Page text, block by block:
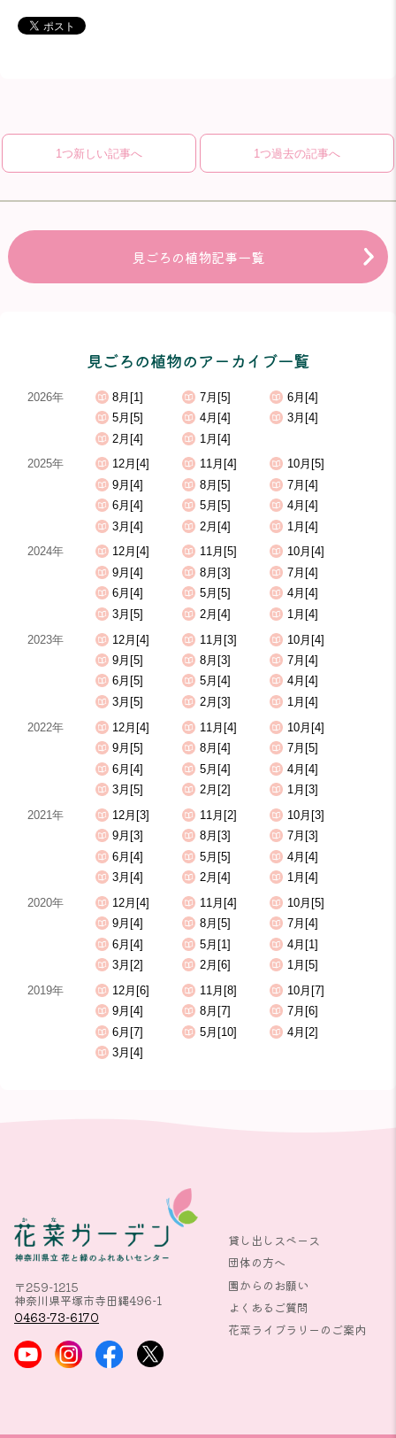
1つ新しい記事へ 1つ過去の記事へ
見ごろの植物記事一覧
見ごろの植物のアーカイブ一覧
2026年 8月[1] 7月[5]
6月[4]
5月[5]
4月[4]
3月[4]
2月[4]
1月[4]
2025年
12月[4] 11月[4]
10月[5]
9月[4]
8月[5]
7月[4]
6月[4]
5月[5]
4月[4]
3月[4]
2月[4]
1月[4]
2024年
12月[4] 11月[5]
10月[4]
9月[4]
8月[3]
7月[4]
6月[4]
5月[5]
4月[4]
3月[5]
2月[4]
1月[4]
2023年
12月[4] 11月[3]
10月[4]
9月[5]
8月[3]
7月[4]
6月[5]
5月[4]
4月[4]
3月[5]
2月[3]
1月[4]
2022年
12月[4] 11月[4]
10月[4]
9月[5]
8月[4]
7月[5]
6月[4]
5月[4]
4月[4]
3月[5]
2月[2]
1月[3]
2021年
12月[3] 11月[2]
10月[3]
9月[3]
8月[3]
7月[3]
6月[4]
5月[5]
4月[4]
3月[4]
2月[4]
1月[4]
2020年
12月[4] 11月[4]
10月[5]
9月[4]
8月[5]
7月[4]
6月[4]
5月[1]
4月[1]
3月[2]
2月[6]
1月[5]
2019年
12月[6] 11月[8]
10月[7]
9月[4]
8月[7]
7月[6]
6月[7]
5月[10]
4月[2]
3月[4]
〒259-1215
神奈川県平塚市寺田縄496-1
0463-73-6170
貸し出しスペース
団体の方へ
園からのお願い
よくあるご質問
花菜ライブラリーのご案内